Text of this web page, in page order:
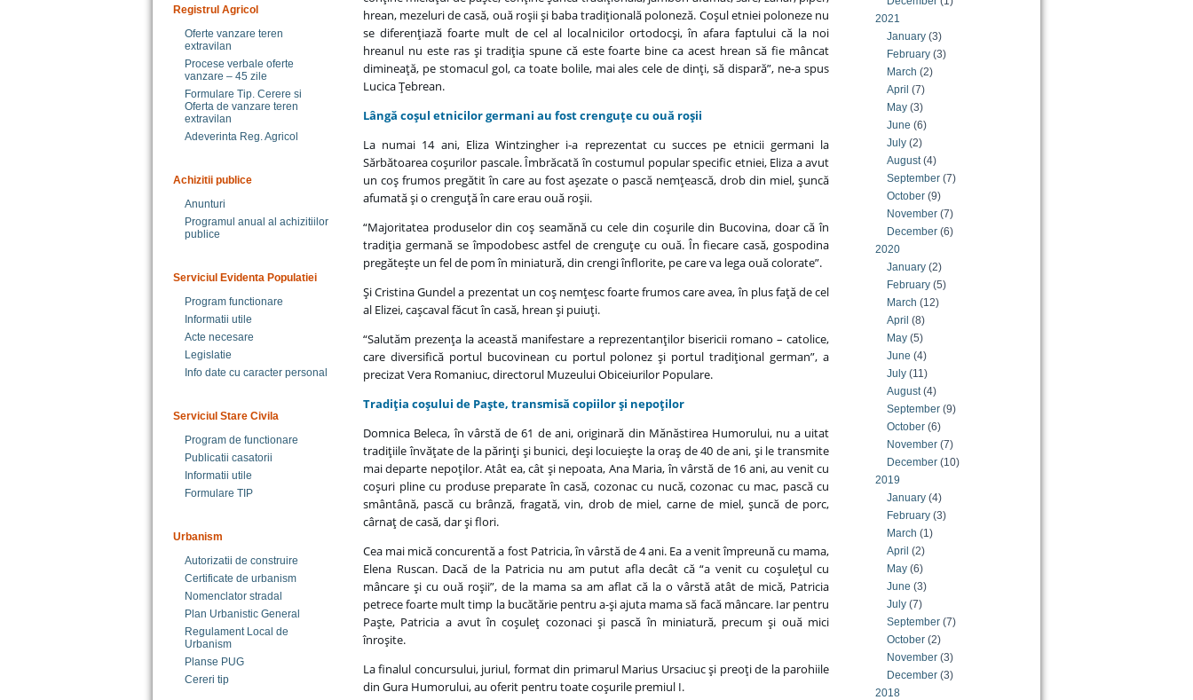
Registrul Agricol
Oferte vanzare teren
extravilan
Procese verbale oferte
vanzare – 45 zile
Formulare Tip. Cerere si
Oferta de vanzare teren
extravilan
Adeverinta Reg. Agricol
Achizitii publice
Anunturi
Programul anual al achizitiilor
publice
Serviciul Evidenta Populatiei
Program functionare
Informatii utile
Acte necesare
Legislatie
Info date cu caracter personal
Serviciul Stare Civila
Program de functionare
Publicatii casatorii
Informatii utile
Formulare TIP
Urbanism
Autorizatii de construire
Certificate de urbanism
Nomenclator stradal
Plan Urbanistic General
Regulament Local de
Urbanism
Planse PUG
Cereri tip
hrean, mezeluri de casă, ouă roşii şi baba tradiţională poloneză. Coşul etniei poloneze nu
se diferenţiază foarte mult de cel al localnicilor ortodocşi, în afara faptului că la noi
hreanul nu este ras şi tradiţia spune că este foarte bine ca acest hrean să fie mâncat
dimineaţă, pe stomacul gol, ca toate bolile, mai ales cele de dinţi, să dispară”, ne-a spus
Lucica Ţebrean.
Lângă coşul etnicilor germani au fost crenguţe cu ouă roşii
La numai 14 ani, Eliza Wintzingher i-a reprezentat cu succes pe etnicii germani la
Sărbătoarea coşurilor pascale. Îmbrăcată în costumul popular specific etniei, Eliza a avut
un coş frumos pregătit în care au fost aşezate o pască nemţească, drob din miel, şuncă
afumată şi o crenguţă în care erau ouă roşii.
“Majoritatea produselor din coş seamănă cu cele din coşurile din Bucovina, doar că în
tradiţia germană se împodobesc astfel de crenguţe cu ouă. În fiecare casă, gospodina
pregăteşte un fel de pom în miniatură, din crengi înflorite, pe care va lega ouă colorate”.
Şi Cristina Gundel a prezentat un coş nemţesc foarte frumos care avea, în plus faţă de cel
al Elizei, caşcaval făcut în casă, hrean şi puiuţi.
“Salutăm prezenţa la această manifestare a reprezentanţilor bisericii romano – catolice,
care diversifică portul bucovinean cu portul polonez şi portul tradiţional german”, a
precizat Vera Romaniuc, directorul Muzeului Obiceiurilor Populare.
Tradiţia coşului de Paşte, transmisă copiilor şi nepoţilor
Domnica Beleca, în vârstă de 61 de ani, originară din Mănăstirea Humorului, nu a uitat
tradiţiile învăţate de la părinţi şi bunici, deşi locuieşte la oraş de 40 de ani, şi le transmite
mai departe nepoţilor. Atât ea, cât şi nepoata, Ana Maria, în vârstă de 16 ani, au venit cu
coşuri pline cu produse preparate în casă, cozonac cu nucă, cozonac cu mac, pască cu
smântână, pască cu brânză, fragată, vin, drob de miel, carne de miel, şuncă de porc,
cârnaţ de casă, dar şi flori.
Cea mai mică concurentă a fost Patricia, în vârstă de 4 ani. Ea a venit împreună cu mama,
Elena Ruscan. Dacă de la Patricia nu am putut afla decât că “a venit cu coşuleţul cu
mâncare şi cu ouă roşii”, de la mama sa am aflat că la o vârstă atât de mică, Patricia
petrece foarte mult timp la bucătărie pentru a-şi ajuta mama să facă mâncare. Iar pentru
Paşte, Patricia a avut în coşuleţ cozonaci şi pască în miniatură, precum şi ouă mici
înroşite.
La finalul concursului, juriul, format din primarul Marius Ursaciuc şi preoţi de la parohiile
din Gura Humorului, au oferit pentru toate coşurile premiul I.
2021
January (3)
February (3)
March (2)
April (7)
May (3)
June (6)
July (2)
August(4)
September (7)
October (9)
November (7)
December (6)
2020
January (2)
February (5)
March (12)
April (8)
May (5)
June (4)
July (11)
August(4)
September (9)
October (6)
November (7)
December (10)
2019
January (4)
February (3)
March (1)
April (2)
May (6)
June (3)
July (7)
September (7)
October (2)
November (3)
December (3)
2018